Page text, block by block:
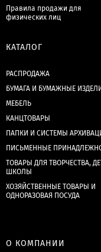
Правила продажи для
физических лиц
КАТАЛОГ
РАСПРОДАЖА
БУМАГА И БУМАЖНЫЕ
МЕБЕЛЬ
КАНЦТОВАРЫ
ПАПКИ И СИСТЕМЫ
ПИСЬМЕННЫЕ
ТОВАРЫ ДЛЯ ТВОРЧЕСТВА,
ШКОЛЫ
ХОЗЯЙСТВЕННЫЕ ТОВАРЫ И
ОДНОРАЗОВАЯ ПОСУДА
О КОМПАНИИ